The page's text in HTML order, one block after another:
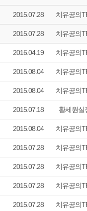
2015.07.28 치유공의
2015.07.28 치유공의
2016.04.19 치유공의
2015.08.04 치유공의
2015.08.04 치유공의
2015.07.18 황세원실
2015.08.04 치유공의
2015.07.28 치유공의
2015.07.28 치유공의
2015.07.28 치유공의
2015.07.28 치유공의